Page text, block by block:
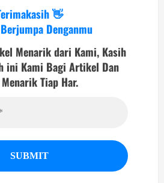
👋
Denganmu
Menarik dari Kami, Kasih
ini Kami Bagi Artikel Dan
Tiap Har.